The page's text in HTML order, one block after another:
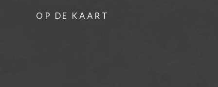
OP DE KAART